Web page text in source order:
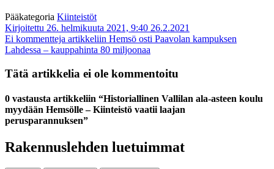
Pääkategoria Kiinteistöt
Kirjoitettu 26. helmikuuta 2021, 9:40 26.2.2021
Ei kommentteja artikkeliin Hemsö osti Paavolan kampuksen
Lahdessa – kauppahinta 80 miljoonaa
Tätä artikkelia ei ole kommentoitu
0 vastausta artikkeliin “Historiallinen Vallilan ala-asteen koulu
myydään Hemsölle – Kiinteistö vaatii laajan
perusparannuksen”
Rakennuslehden luetuimmat